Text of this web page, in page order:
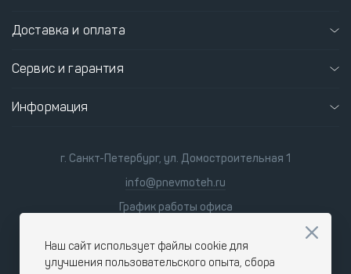
Доставка и оплата
Сервис и гарантия
Информация
г. Санкт-Петербург, ул. Домостроительная 1
info@pnevmoteh.ru
График работы офиса
сб-вс 9:00 - 18:00
Наш сайт использует файлы cookie для
улучшения пользовательского опыта, сбора